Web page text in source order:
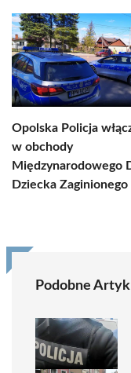
Opolska Policja
w obchody
Międzynarodowego
Dziecka Zaginionego
Podobne